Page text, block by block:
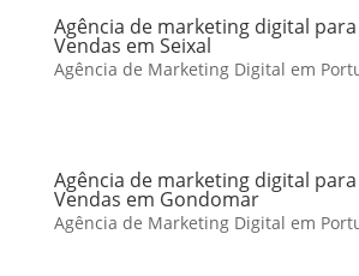
Agência de marketing digital
Vendas em Seixal
Agência de Marketing Digital em
Agência de marketing digital
Vendas em Gondomar
Agência de Marketing Digital em